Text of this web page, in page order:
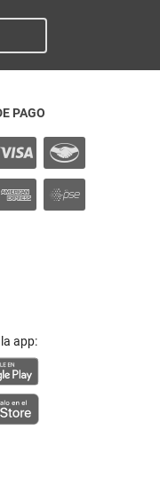
PAGO
app: